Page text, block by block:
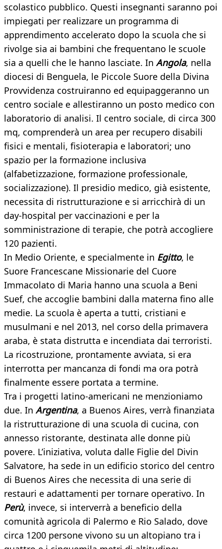
scolastico pubblico. Questi insegnanti saranno poi
impiegati per realizzare un programma di
apprendimento accelerato dopo la scuola che si
rivolge sia ai bambini che frequentano le scuole
sia a quelli che le hanno lasciate. In Angola, nella
diocesi di Benguela, le Piccole Suore della Divina
Provvidenza costruiranno ed equipaggeranno un
centro sociale e allestiranno un posto medico con
laboratorio di analisi. Il centro sociale, di circa 300
mq, comprenderà un area per recupero disabili
fisici e mentali, fisioterapia e laboratori; uno
spazio per la formazione inclusiva
(alfabetizzazione, formazione professionale,
socializzazione). Il presidio medico, già esistente,
necessita di ristrutturazione e si arricchirà di un
day-hospital per vaccinazioni e per la
somministrazione di terapie, che potrà accogliere
120 pazienti.
In Medio Oriente, e specialmente in Egitto, le
Suore Francescane Missionarie del Cuore
Immacolato di Maria hanno una scuola a Beni
Suef, che accoglie bambini dalla materna fino alle
medie. La scuola è aperta a tutti, cristiani e
musulmani e nel 2013, nel corso della primavera
araba, è stata distrutta e incendiata dai terroristi.
La ricostruzione, prontamente avviata, si era
interrotta per mancanza di fondi ma ora potrà
finalmente essere portata a termine.
Tra i progetti latino-americani ne menzioniamo
due. In Argentina, a Buenos Aires, verrà finanziata
la ristrutturazione di una scuola di cucina, con
annesso ristorante, destinata alle donne più
povere. L’iniziativa, voluta dalle Figlie del Divin
Salvatore, ha sede in un edificio storico del centro
di Buenos Aires che necessita di una serie di
restauri e adattamenti per tornare operativo. In
Perù, invece, si interverrà a beneficio della
comunità agricola di Palermo e Rio Salado, dove
circa 1200 persone vivono su un altopiano tra i